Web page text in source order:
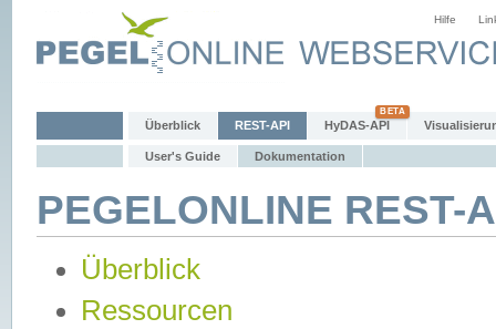
Hilfe
Überblick REST-API HyDAS-API
User's Guide Dokumentation
PEGELONLINE
Überblick
Ressourcen